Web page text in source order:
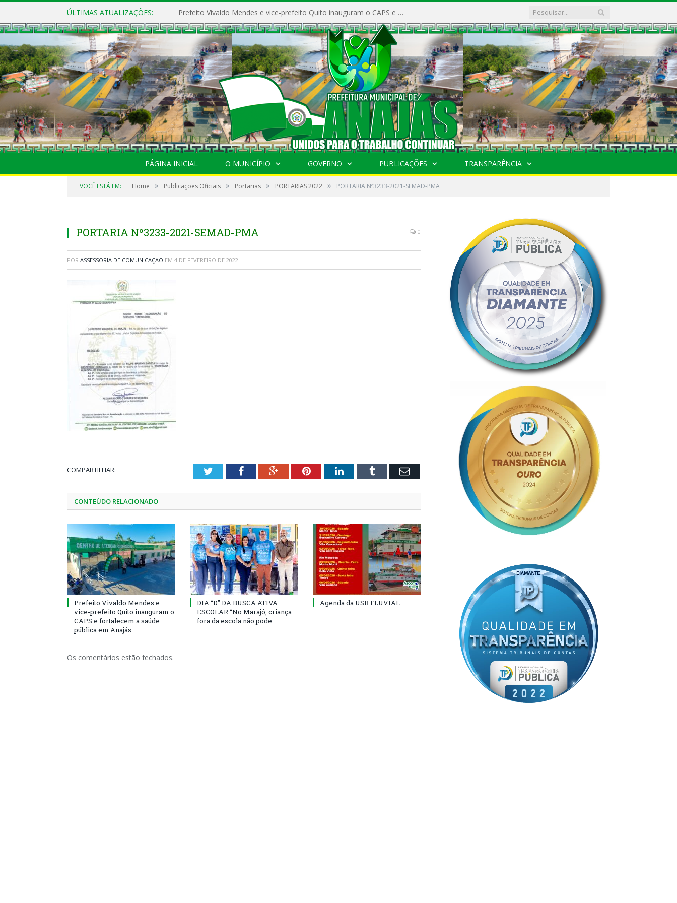
ÚLTIMAS ATUALIZAÇÕES: Prefeito Vivaldo Mendes e vice-prefeito Quito inauguram o CAPS e fortalecem a saúde pública em Anajás.
PÁGINA INICIAL O MUNICÍPIO GOVERNO PUBLICAÇÕES TRANSPARÊNCIA
VOCÊ ESTÁ EM: Home » Publicações Oficiais » Portarias » PORTARIAS 2022 » PORTARIA Nº3233-2021-SEMAD-PMA
PORTARIA Nº3233-2021-SEMAD-PMA 0
POR ASSESSORIA DE COMUNICAÇÃO EM 4 DE FEVEREIRO DE 2022
COMPARTILHAR: TwitterFacebookGoogle+PinterestLinkedInTumblr Email
CONTEÚDO RELACIONADO
Prefeito Vivaldo Mendes e
vice-prefeito Quito inauguram o
CAPS e fortalecem a saúde
pública em Anajás.
DIA “D” DA BUSCA ATIVA
ESCOLAR “No Marajó, criança
fora da escola não pode
Agenda da USB FLUVIAL
Os comentários estão fechados.